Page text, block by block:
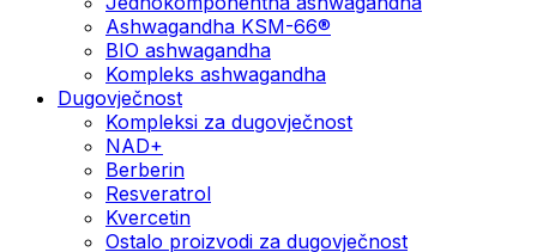
Ashwagandha KSM-66®
BIO ashwagandha
Kompleks ashwagandha
Dugovječnost
Kompleksi za dugovječnost
NAD+
Berberin
Resveratrol
Kvercetin
Ostalo proizvodi za dugovječnost